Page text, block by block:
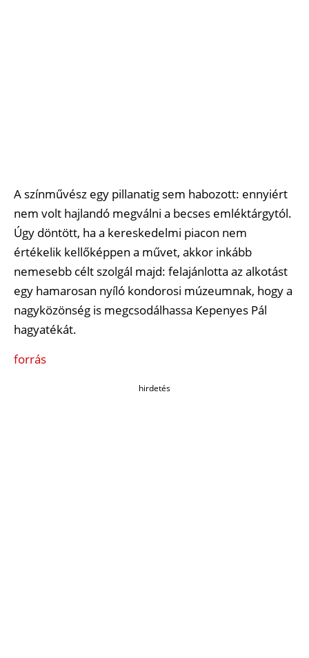
A színművész egy pillanatig sem habozott: ennyiért
nem volt hajlandó megválni a becses emléktárgytól.
Úgy döntött, ha a kereskedelmi piacon nem
értékelik kellőképpen a művet, akkor inkább
nemesebb célt szolgál majd: felajánlotta az alkotást
egy hamarosan nyíló kondorosi múzeumnak, hogy a
nagyközönség is megcsodálhassa Kepenyes Pál
hagyatékát.
forrás
hirdetés